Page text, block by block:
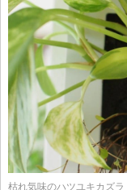
枯れ気味のハツユキカズラ